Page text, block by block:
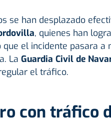
se han desplazado
, quienes han
el incidente pasara a
La Guardia Civil de
el tráfico.
con tráfico